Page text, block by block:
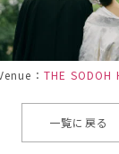
： THE SODOH
一覧に戻る